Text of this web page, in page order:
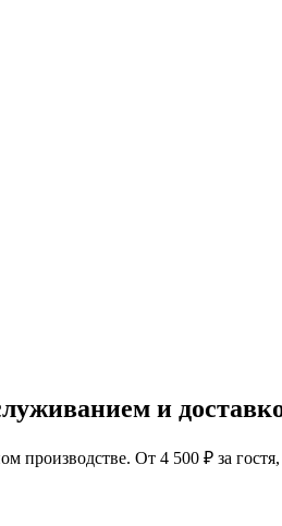
и
производстве. От 4 500 ₽ за